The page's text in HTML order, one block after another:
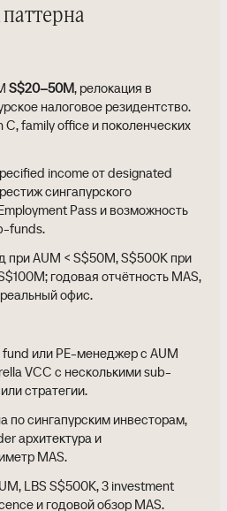
S$20–50M, релокация в
налоговое резидентство.
family office и поколенческих
income от designated
сингапурского
Pass и возможность
funds.
при AUM < S$50M, S$500K при
годовая отчётность MAS,
офис.
или PE-менеджер с AUM
VCC с несколькими sub-
стратегии.
по сингапурским инвесторам,
архитектура и
MAS.
LBS S$500K, 3 investment
и годовой обзор MAS.